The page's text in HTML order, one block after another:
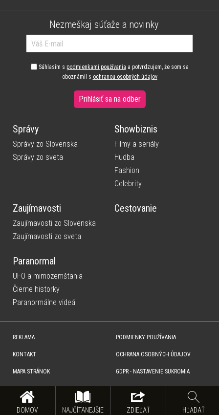
DOMOV NAJČÍTANEJŠIE ZDIEĽAŤ HĽADAŤ
Nezmeškaj súťaže a novinky
Súhlasím s podmienkami používania a potvrdzujem, že som sa
oboznámil s ochranou osobných údajov
Prihlásiť sa na odber
Správy
Správy zo Slovenska
Správy zo sveta
Showbiznis
Filmy a seriály
Hudba
Fashion
Celebrity
Zaujímavosti
Zaujímavosti zo Slovenska
Zaujímavosti zo sveta
Cestovanie
Paranormal
UFO a mimozemštania
Čierne historky
Paranormálne videá
REKLAMA
KONTAKT
MAPA STRÁNOK
PODMIENKY POUŽÍVANIA
OCHRANA OSOBNÝCH ÚDAJOV
GDPR - NASTAVENIE SUKROMIA
súhlas na rozmnožovanie, šírenie a na verejný prenos obsahu. Na tejto stránke môžu byť umiestnené reklamné
odkazy, alebo reklamné produkty.